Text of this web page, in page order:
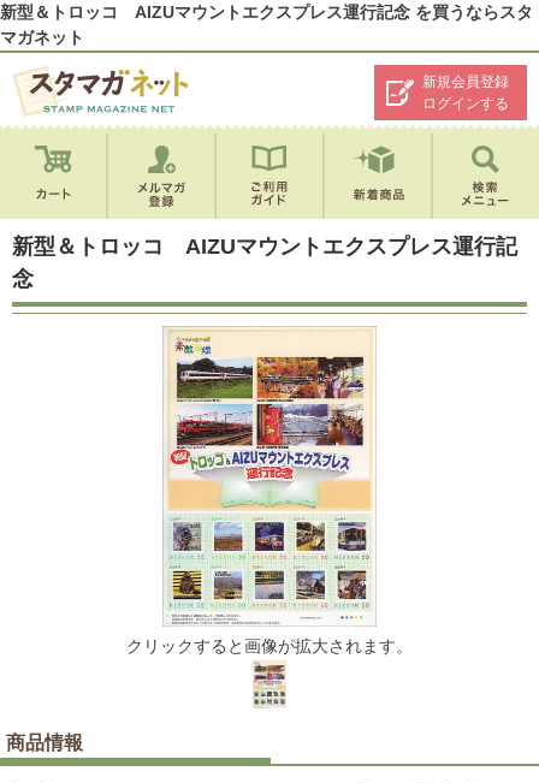
新型＆トロッコ AIZUマウントエクスプレス運行記念 を買うならスタ
マガネット
新規会員登録
ログインする
新型＆トロッコ AIZUマウントエクスプレス運行記
念
クリックすると画像が拡大されます。
商品情報